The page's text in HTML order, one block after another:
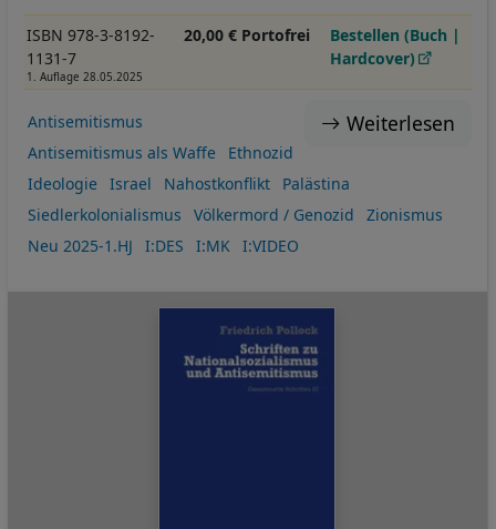
ISBN 978-3-8192-
1131-7
1. Auflage 28.05.2025
20,00 € Portofrei
Bestellen (Buch |
Hardcover)
Weiterlesen
Antisemitismus
Antisemitismus als Waffe
Ethnozid
Ideologie
Israel Nahostkonflikt
Palästina
Siedlerkolonialismus
Völkermord / Genozid
Zionismus
Neu 2025-1.HJ
I:DES I:MK I:VIDEO